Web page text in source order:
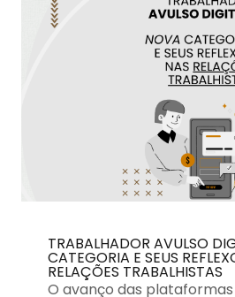
TRABALHADOR AVULSO
CATEGORIA E SEUS
RELAÇÕES TRABALHISTAS
O avanço das